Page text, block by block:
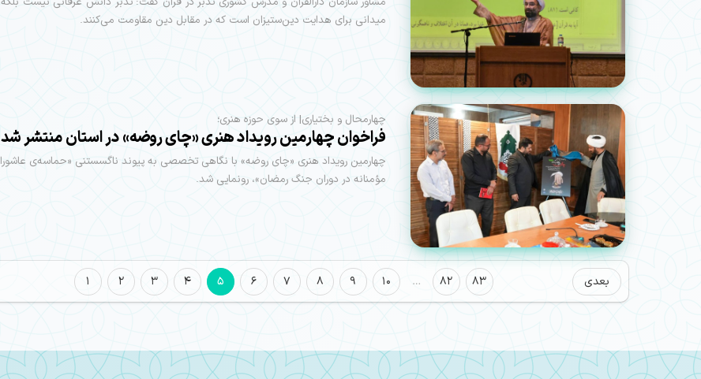
میدانی برای هدایت دین‌ستیزان است که در مقابل دین مقاومت می‌کنند.
چهارمحال و بختیاری| از سوی حوزه هنری؛
فراخوان چهارمین رویداد هنری «چای روضه» در استان منتشر شد
چهارمین رویداد هنری «چای روضه» با نگاهی تخصصی به پیوند ناگسستنی «حماسه‌ی
مؤمنانه در دوران جنگ رمضان»، رونمایی شد.
بعدی 1 2 3 4 5 6 7 8 9 10 … 82 83